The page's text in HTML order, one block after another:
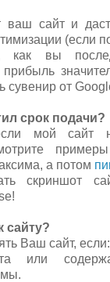
ваш сайт и
(если
как вы
сувенир от
срок подачи?
мой сайт
а потом
скриншот
сайту?
Ваш сайт, если:
или